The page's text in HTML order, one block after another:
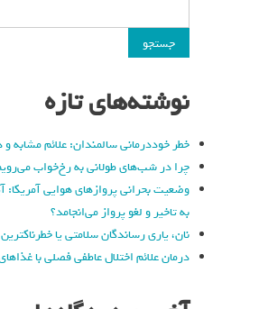
جستجو
نوشته‌های تازه
خطر خوددرمانی سالمندان: علائم مشابه
چرا در شب‌های طولانی به رخ‌خواب
وضعیت بحرانی پروازهای هوایی آمریکا:
به تاخیر و لغو پرواز می‌انجامد؟
نان، یاری رساندگان سلامتی یا
درمان علائم اختلال عاطفی فصلی با